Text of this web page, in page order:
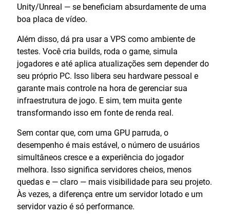
Unity/Unreal — se beneficiam absurdamente de uma
boa placa de vídeo.
Além disso, dá pra usar a VPS como ambiente de
testes. Você cria builds, roda o game, simula
jogadores e até aplica atualizações sem depender do
seu próprio PC. Isso libera seu hardware pessoal e
garante mais controle na hora de gerenciar sua
infraestrutura de jogo. E sim, tem muita gente
transformando isso em fonte de renda real.
Sem contar que, com uma GPU parruda, o
desempenho é mais estável, o número de usuários
simultâneos cresce e a experiência do jogador
melhora. Isso significa servidores cheios, menos
quedas e — claro — mais visibilidade para seu projeto.
Às vezes, a diferença entre um servidor lotado e um
servidor vazio é só performance.